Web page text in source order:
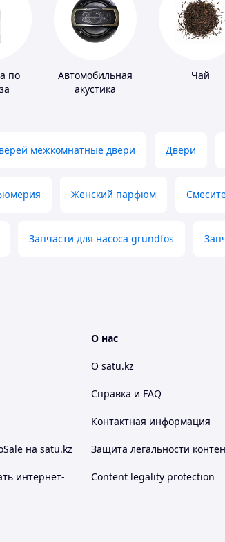
по
Автомобильная
акустика
Чай
межкомнатные двери Двери
Женский парфюм
Запчасти для насоса grundfos
на satu.kz
интернет-
О нас
О satu.kz
Справка и FAQ
Контактная информация
Защита легальности
Content legality protection